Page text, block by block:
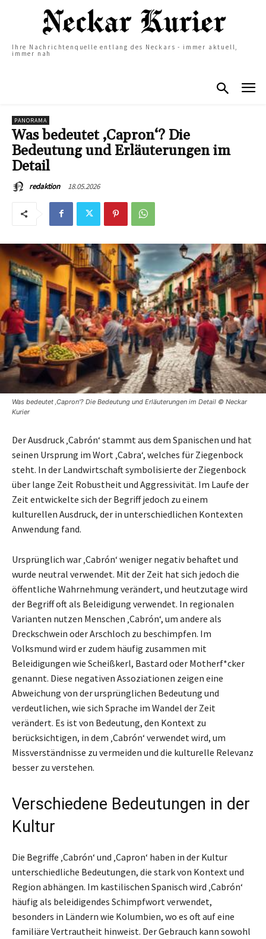
Ihre Nachrichtenquelle entlang des Neckars - immer aktuell,
immer nah
PANORAMA
Was bedeutet ‚Capron‘? Die
Bedeutung und Erläuterungen im
Detail
redaktion 18.05.2026
Was bedeutet ‚Capron'? Die Bedeutung und Erläuterungen im Detail © Neckar
Kurier
Der Ausdruck ‚Cabrón‘ stammt aus dem Spanischen und hat
seinen Ursprung im Wort ‚Cabra‘, welches für Ziegenbock
steht. In der Landwirtschaft symbolisierte der Ziegenbock
über lange Zeit Robustheit und Aggressivität. Im Laufe der
Zeit entwickelte sich der Begriff jedoch zu einem
kulturellen Ausdruck, der in unterschiedlichen Kontexten
Anwendung fand.
Ursprünglich war ‚Cabrón‘ weniger negativ behaftet und
wurde neutral verwendet. Mit der Zeit hat sich jedoch die
öffentliche Wahrnehmung verändert, und heutzutage wird
der Begriff oft als Beleidigung verwendet. In regionalen
Varianten nutzen Menschen ‚Cabrón‘, um andere als
Dreckschwein oder Arschloch zu beschimpfen. Im
Volksmund wird er zudem häufig zusammen mit
Beleidigungen wie Scheißkerl, Bastard oder Motherf*cker
genannt. Diese negativen Assoziationen zeigen eine
Abweichung von der ursprünglichen Bedeutung und
verdeutlichen, wie sich Sprache im Wandel der Zeit
verändert. Es ist von Bedeutung, den Kontext zu
berücksichtigen, in dem ‚Cabrón‘ verwendet wird, um
Missverständnisse zu vermeiden und die kulturelle Relevanz
besser zu verstehen.
Verschiedene Bedeutungen in der
Kultur
Die Begriffe ‚Cabrón‘ und ‚Capron‘ haben in der Kultur
unterschiedliche Bedeutungen, die stark von Kontext und
Region abhängen. Im kastilischen Spanisch wird ‚Cabrón‘
häufig als beleidigendes Schimpfwort verwendet,
besonders in Ländern wie Kolumbien, wo es oft auf eine
familiäre Vertrautheit hinweist. Der Gebrauch kann sowohl